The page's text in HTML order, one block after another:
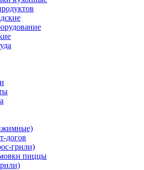
догов
грили)
пиццы